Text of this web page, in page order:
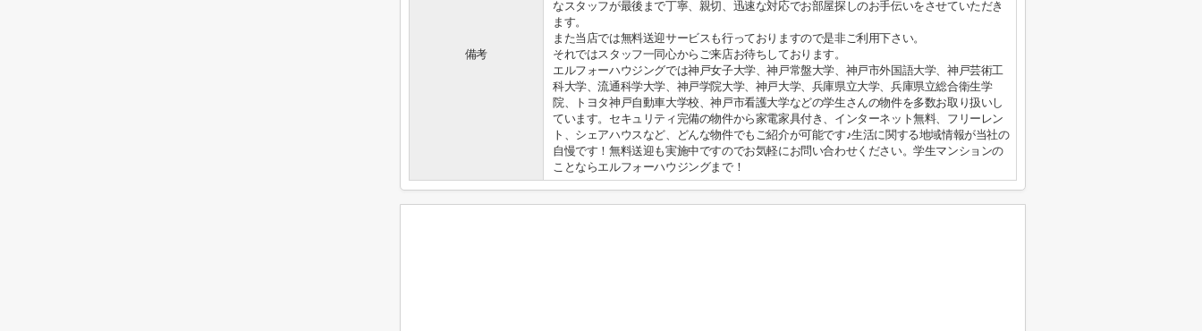
備考
なスタッフが最後まで丁寧、親切、迅速な対応でお部屋探しのお手伝いをさせていただき
ます。
また当店では無料送迎サービスも行っておりますので是非ご利用下さい。
それではスタッフ一同心からご来店お待ちしております。
エルフォーハウジングでは神戸女子大学、神戸常盤大学、神戸市外国語大学、神戸芸術工
科大学、流通科学大学、神戸学院大学、神戸大学、兵庫県立大学、兵庫県立総合衛生学
院、トヨタ神戸自動車大学校、神戸市看護大学などの学生さんの物件を多数お取り扱いし
ています。セキュリティ完備の物件から家電家具付き、インターネット無料、フリーレン
ト、シェアハウスなど、どんな物件でもご紹介が可能です♪生活に関する地域情報が当社の
自慢です！無料送迎も実施中ですのでお気軽にお問い合わせください。学生マンションの
ことならエルフォーハウジングまで！